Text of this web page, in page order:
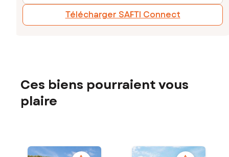
Télécharger SAFTI Connect
Ces biens pourraient vous
plaire